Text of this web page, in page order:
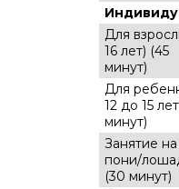
Для
16 лет) (45
минут)
Для
12 до 15
минут)
Занятие на
пони/
(30 минут)